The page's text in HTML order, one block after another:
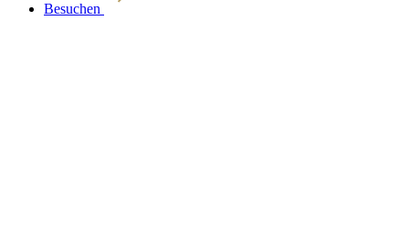
Besuchen